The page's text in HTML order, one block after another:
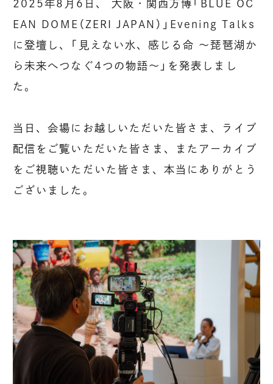
2025年8月6日、 大阪・関西万博「BLUE OC
EAN DOME（ZERI JAPAN）」Evening Talks
に登壇し、「見えない水、感じる命 ～琵琶湖か
ら未来へつなぐ4つの物語～」を発表しまし
た。
当日、会場にお越しいただいた皆さま、ライブ
配信をご覧いただいた皆さま、またアーカイブ
をご視聴いただいた皆さま、本当にありがとう
ございました。